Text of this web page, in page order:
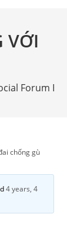
VỚI
Forum
chống gù
4 years, 4